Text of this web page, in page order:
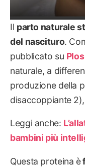
Il parto naturale
del nascituro.
pubblicato su
naturale, a
produzione della
disaccoppiante
Leggi anche:
bambini più
Questa proteina è